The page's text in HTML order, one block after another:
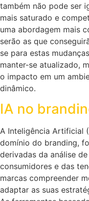
também não pode ser
mais saturado e
uma abordagem mais
serão as que
se para estas
manter-se atualizado,
o impacto em um
dinâmico.
IA no
A Inteligência Artificial
domínio do branding,
derivadas da análise
consumidores e das
marcas compreender
adaptar as suas